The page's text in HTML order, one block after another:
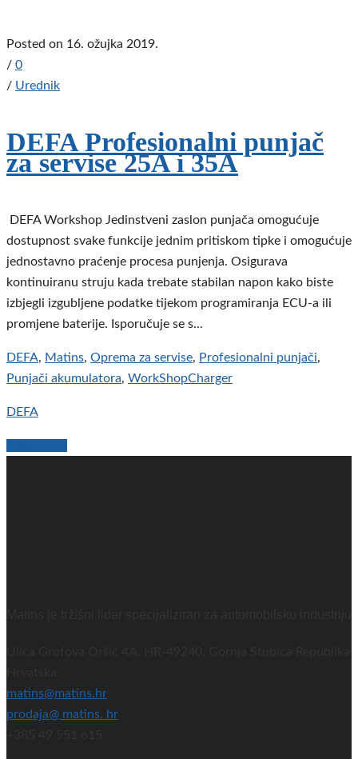
Posted on 16. ožujka 2019.
/ 0
/ Urednik
DEFA Profesionalni punjač
za servise 25A i 35A
DEFA Workshop Jedinstveni zaslon punjača omogućuje
dostupnost svake funkcije jednim pritiskom tipke i omogućuje
jednostavno praćenje procesa punjenja. Osigurava
kontinuiranu struju kada trebate stabilan napon kako biste
izbjegli izgubljene podatke tijekom programiranja ECU-a ili
promjene baterije. Isporučuje se s...
DEFA, Matins, Oprema za servise, Profesionalni punjači,
Punjači akumulatora, WorkShopCharger
DEFA
matins@matins.hr
prodaja@ matins. hr